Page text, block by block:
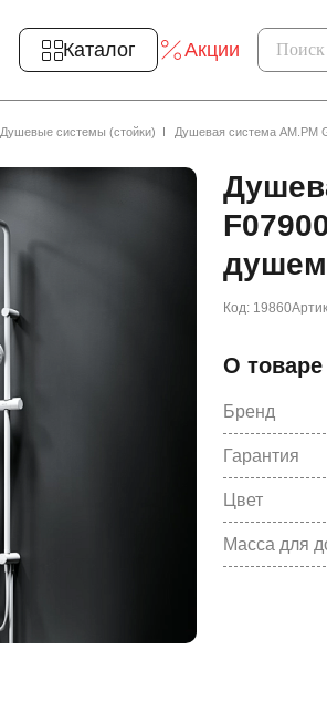
Каталог Акции
Душевые системы (стойки) Душевая система AM.PM
Код: 19860
О товаре
Бренд
Гарантия
Цвет
Масса для